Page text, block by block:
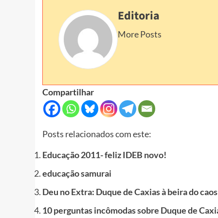
Editoria
More Posts
Compartilhar
Posts relacionados com este:
Educação 2011- feliz IDEB novo!
educação samurai
Deu no Extra: Duque de Caxias à beira do caos
10 perguntas incômodas sobre Duque de